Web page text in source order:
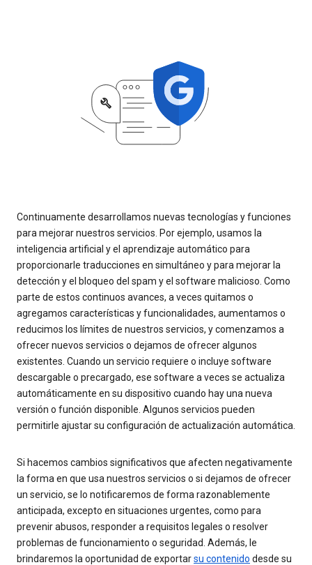
Continuamente desarrollamos nuevas tecnologías y funciones
para mejorar nuestros servicios. Por ejemplo, usamos la
inteligencia artificial y el aprendizaje automático para
proporcionarle traducciones en simultáneo y para mejorar la
detección y el bloqueo del spam y el software malicioso. Como
parte de estos continuos avances, a veces quitamos o
agregamos características y funcionalidades, aumentamos o
reducimos los límites de nuestros servicios, y comenzamos a
ofrecer nuevos servicios o dejamos de ofrecer algunos
existentes. Cuando un servicio requiere o incluye software
descargable o precargado, ese software a veces se actualiza
automáticamente en su dispositivo cuando hay una nueva
versión o función disponible. Algunos servicios pueden
permitirle ajustar su configuración de actualización automática.
Si hacemos cambios significativos que afecten negativamente
la forma en que usa nuestros servicios o si dejamos de ofrecer
un servicio, se lo notificaremos de forma razonablemente
anticipada, excepto en situaciones urgentes, como para
prevenir abusos, responder a requisitos legales o resolver
problemas de funcionamiento o seguridad. Además, le
brindaremos la oportunidad de exportarsu contenido desde su